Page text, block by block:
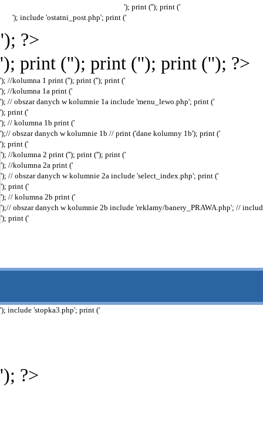
'); print ('
'); include 'ostatni_post.php'; print ('
'); print ('
'); ?>
'); print ('
'); //kolumna 1 print ('
'); //kolumna 1a print ('
'); // obszar danych w kolumnie 1a include 'menu_lewo.php'; print ('
'); print ('
'); print ('
'); // kolumna 1b print ('
');// obszar danych w kolumnie 1b // print ('dane kolumny 1b'); print ('
'); print ('
'); print ('
'); print ('
'); //kolumna 2 print ('
'); //kolumna 2a print ('
'); // obszar danych w kolumnie 2a include 'select_index.php'; print ('
'); print ('
'); print ('
'); // kolumna 2b print ('
');// obszar danych w kolumnie 2b include 'reklamy/banery_PRAWA.php'; //
'); print ('
'); print ('
'); print (''); ?>
'); include 'stopka3.php'; print ('
'); ?>